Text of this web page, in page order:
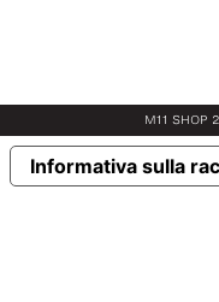
M11 SHOP
Informativa sulla